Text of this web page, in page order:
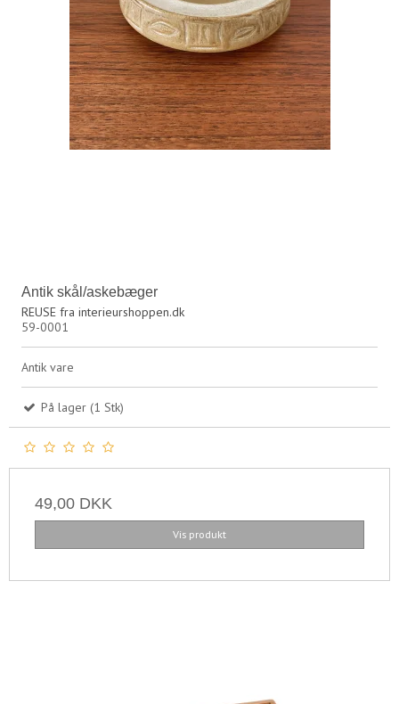
Antik skål/askebæger
REUSE fra interieurshoppen.dk
59-0001
Antik vare
På lager (1 Stk)
49,00 DKK
Vis produkt